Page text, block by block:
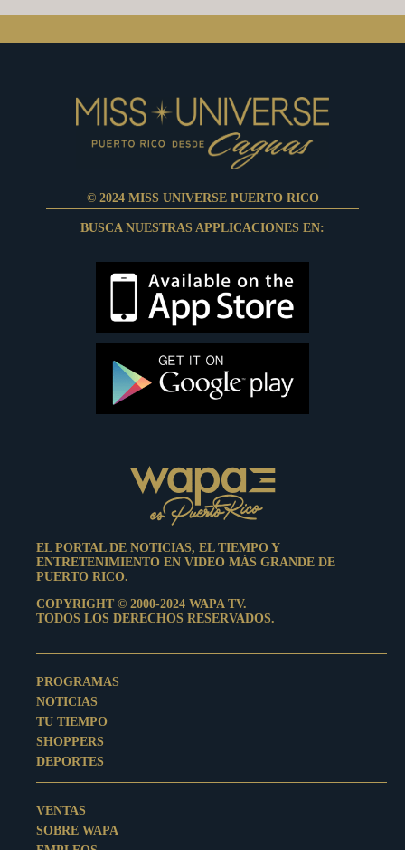
© 2024 MISS UNIVERSE PUERTO RICO
BUSCA NUESTRAS APPLICACIONES EN:
EL PORTAL DE NOTICIAS, EL TIEMPO Y
ENTRETENIMIENTO EN VIDEO MÁS GRANDE DE
PUERTO RICO.
COPYRIGHT © 2000-2024 WAPA TV.
TODOS LOS DERECHOS RESERVADOS.
PROGRAMAS
NOTICIAS
TU TIEMPO
SHOPPERS
DEPORTES
VENTAS
SOBRE WAPA